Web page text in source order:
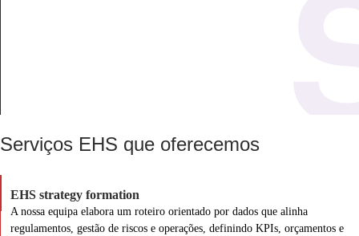
Serviços EHS que oferecemos
EHS strategy formation
A nossa equipa elabora um roteiro orientado por dados que alinha
regulamentos, gestão de riscos e operações, definindo KPIs, orçamentos e